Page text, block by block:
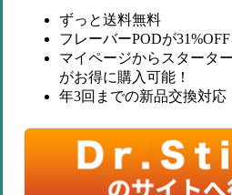
ずっと送料無料
フレーバーPODが31%OFF
マイページからスタータ
がお得に購入可能！
年3回までの新品交換対応